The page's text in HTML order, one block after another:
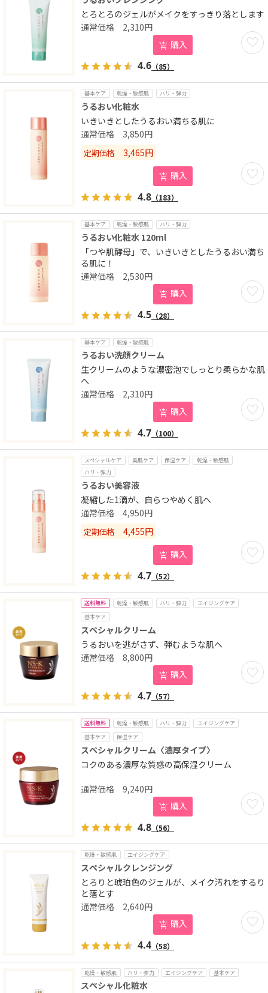
とろとろのジェルがメイクをすっきり落とします
お気
2,310円
購入
4.6 （85）
基本ケア 乾燥・敏感肌 ハリ・弾力
うるおい化粧水
いきいきとしたうるおい満ちる肌に
お気
3,850円
定期価格 3,465円
購入
4.8 （183）
基本ケア 乾燥・敏感肌 ハリ・弾力
うるおい化粧水 120ml
「つや肌酵母」で、いきいきとしたうるおい満ち
る肌に！
お気
2,530円
購入
4.5 （28）
基本ケア 乾燥・敏感肌
うるおい洗顔クリーム
生クリームのような濃密泡でしっとり柔らかな肌
へ
お気
2,310円
購入
4.7 （100）
スペシャルケア 美肌ケア 保湿ケア
乾燥・敏感肌
ハリ・弾力
うるおい美容液
凝縮した1滴が、自らつやめく肌へ
お気
4,950円
定期価格 4,455円
購入
4.7 （52）
送料無料 乾燥・敏感肌 ハリ・弾力
エイジングケア
基本ケア
スペシャルクリーム
うるおいを逃がさず、弾むような肌へ
お気
8,800円
購入
4.7 （57）
送料無料 乾燥・敏感肌 ハリ・弾力
エイジングケア
基本ケア
保湿ケア
スペシャルクリーム〈濃厚タイプ〉
コクのある濃厚な質感の高保湿クリーム
お気
9,240円
購入
4.8 （56）
乾燥・敏感肌 エイジングケア
スペシャルクレンジング
とろりと琥珀色のジェルが、メイク汚れをするり
と落とす
お気
2,640円
購入
4.4 （58）
乾燥・敏感肌 ハリ・弾力 エイジングケア 基本ケア
スペシャル化粧水